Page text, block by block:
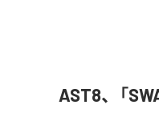
AST8、「